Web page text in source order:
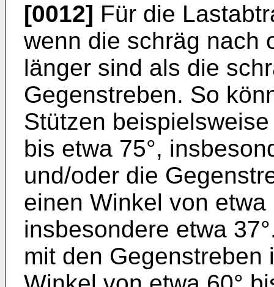
[0012] Für die
wenn die schräg nach
länger sind als die
Gegenstreben. So
Stützen
bis etwa 75°,
und/oder die
einen Winkel von etwa
insbesondere etwa
mit den Gegenstreben